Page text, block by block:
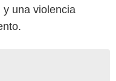
y una violencia